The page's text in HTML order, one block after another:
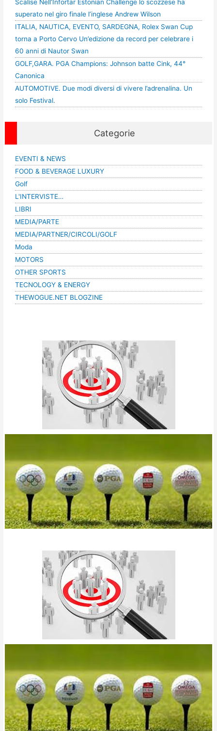
Scalise Nell’Infortar Estonian Challenge lo scozzese ha
superato nel giro finale l’inglese Andrew Wilson
ITALIA, NAUTICA, EVENTO, SARDEGNA, Rolex Swan Cup
torna a Porto Cervo Un’edizione da record per celebrare i
60 anni di Nautor Swan
GOLF,GARA. PGA Champions: Johnson batte Cink, 44°
Canonica
AUTOMOTIVE. Due modi diversi di vivere l’adrenalina. Un
solo Festival.
Categorie
EVENTI & NEWS
FOOD & BEVERAGE LUXURY
Golf
L'INTERVISTE…
LIBRI
MEDIA/PARTE
MEDIA/PARTNER/CIRCOLI/GOLF
Moda
MOTORS
OTHER SPORTS
TECNOLOGY & ENERGY
THEWOGUE.NET BLOGZINE